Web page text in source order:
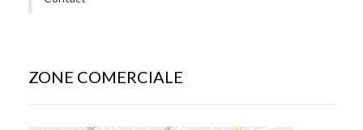
ZONE COMERCIALE